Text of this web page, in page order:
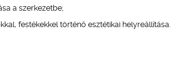
a szerkezetbe;
festékekkel történő esztétikai helyreállítása.